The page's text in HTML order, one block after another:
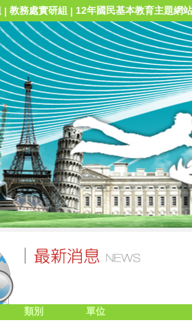
| 教務處實研組 | 12年國民基本教育主題網站
類別 單位